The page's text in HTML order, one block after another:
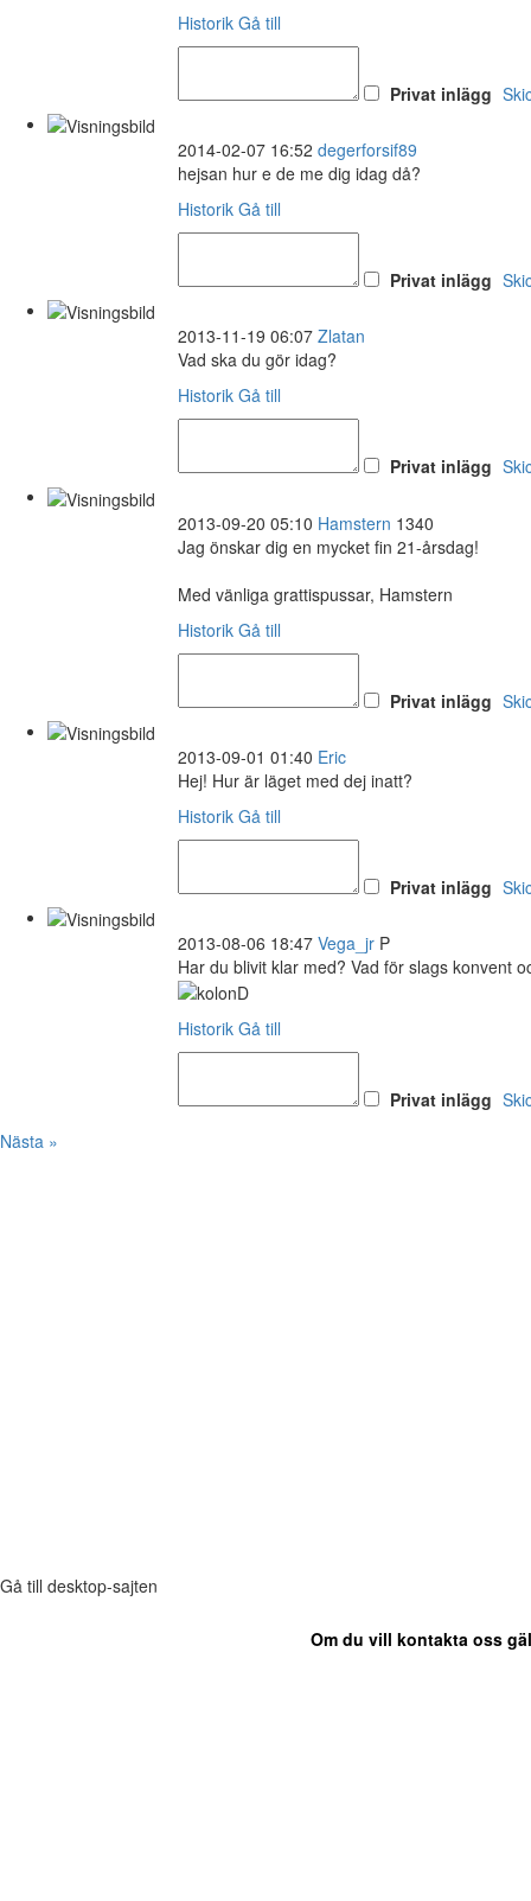
Historik Gå till
Privat inlägg
2014-02-07 16:52 degerforsif89
hejsan hur e de me dig idag då?
Historik Gå till
Privat inlägg
2013-11-19 06:07 Zlatan
Vad ska du gör idag?
Historik Gå till
Privat inlägg
2013-09-20 05:10 Hamstern 1340
Jag önskar dig en mycket fin 21-årsdag!
Med vänliga grattispussar, Hamstern
Historik Gå till
Privat inlägg
2013-09-01 01:40 Eric
Hej! Hur är läget med dej inatt?
Historik Gå till
Privat inlägg
2013-08-06 18:47 Vega_jr P
Har du blivit klar med? Vad för slags konvent
Historik Gå till
Privat inlägg
Nästa »
Gå till desktop-sajten
Om du vill kontakta oss